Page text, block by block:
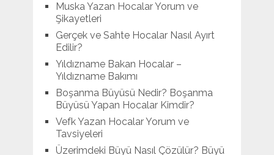
Muska Yazan Hocalar Yorum ve
Şikayetleri
Gerçek ve Sahte Hocalar Nasıl Ayırt
Edilir?
Yıldızname Bakan Hocalar –
Yıldızname Bakımı
Boşanma Büyüsü Nedir? Boşanma
Büyüsü Yapan Hocalar Kimdir?
Vefk Yazan Hocalar Yorum ve
Tavsiyeleri
Üzerimdeki Büyü Nasıl Çözülür? Büyü